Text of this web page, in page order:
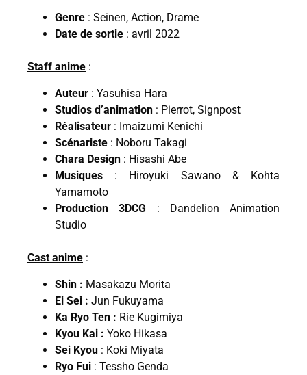
Genre : Seinen, Action, Drame
Date de sortie : avril 2022
Staff anime :
Auteur : Yasuhisa Hara
Studios d’animation : Pierrot, Signpost
Réalisateur : Imaizumi Kenichi
Scénariste : Noboru Takagi
Chara Design : Hisashi Abe
Musiques : Hiroyuki Sawano & Kohta
Yamamoto
Production 3DCG : Dandelion Animation
Studio
Cast anime :
Shin : Masakazu Morita
Ei Sei : Jun Fukuyama
Ka Ryo Ten : Rie Kugimiya
Kyou Kai : Yoko Hikasa
Sei Kyou : Koki Miyata
Ryo Fui : Tessho Genda